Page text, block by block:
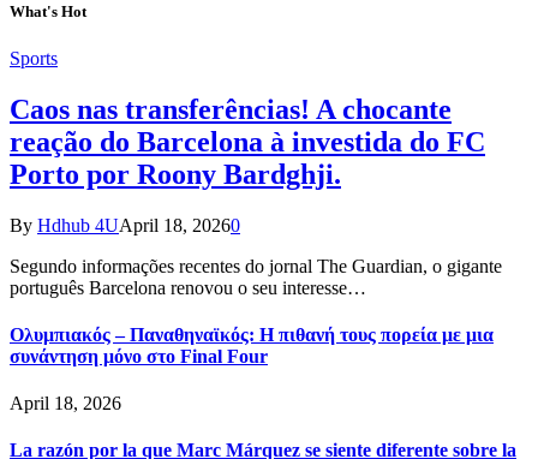
What's Hot
Sports
Caos nas transferências! A chocante
reação do Barcelona à investida do FC
Porto por Roony Bardghji.
By Hdhub 4UApril 18, 20260
Segundo informações recentes do jornal The Guardian, o gigante
português Barcelona renovou o seu interesse…
Ολυμπιακός – Παναθηναϊκός: Η πιθανή τους πορεία με μια
συνάντηση μόνο στο Final Four
April 18, 2026
La razón por la que Marc Márquez se siente diferente sobre la